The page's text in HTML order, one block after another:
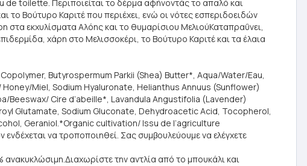
de toilette. Περιποιείται το δέρμα αφήνοντάς το απαλό και
το Βούτυρο Καριτέ που περιέχει, ενώ οι νότες εσπεριδοειδών
στα εκχυλίσματα Αλόης και το θυμαρίσιου ΜελιούΚαταπραΰνει,
χάρη στο Μελισσοκέρι, το Βούτυρο Καριτέ και τα έλαια
Butyrospermum Parkii (Shea) Butter*, Aqua/Water/Eau,
Miel, Sodium Hyaluronate, Helianthus Annuus (Sunflower)
Beeswax/ Cire d’abeille*, Lavandula Angustifolia (Lavender)
Glutamate, Sodium Gluconate, Dehydroacetic Acid, Tocopherol,
Geraniol.*Organic cultivation/ Issu de l’agriculture
να τροποποιηθεί. Σας συμβουλεύουμε να ελέγχετε
ανακυκλώσιμη.Διαχωρίστε την αντλία από το μπουκάλι και